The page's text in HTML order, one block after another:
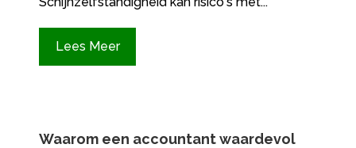
Lees Meer
Waarom een accountant waardevol